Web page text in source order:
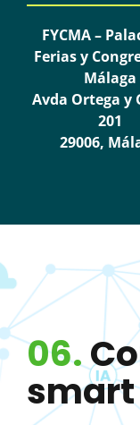
FYCMA –
Ferias y
Málaga
Avda Ortega y
201
29006,
06.